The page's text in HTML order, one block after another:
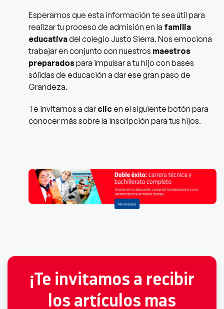
Esperamos que esta información te sea útil para
realizar tu proceso de admisión en la familia
educativadel colegio Justo Sierra. Nos emociona
trabajar en conjunto con nuestros maestros
preparadospara impulsar a tu hijo con bases
sólidas de educación a dar ese gran paso de
Grandeza.
Te invitamos a darclicen el siguiente botón para
conocer más sobre la inscripción para tus hijos.
¡Te invitamos a recibir
los artículos mas